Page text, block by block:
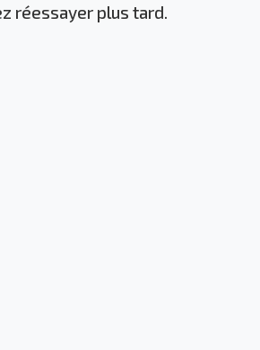
réessayer plus tard.